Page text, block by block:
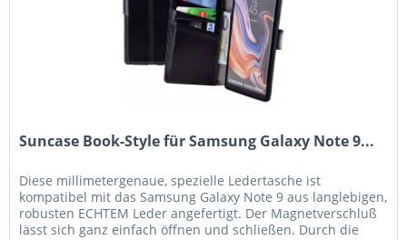
Suncase Book-Style für Samsung Galaxy Note 9...
Diese millimetergenaue, spezielle Ledertasche ist
kompatibel mit das Samsung Galaxy Note 9 aus langlebigen,
robusten ECHTEM Leder angefertigt. Der Magnetverschluß
lässt sich ganz einfach öffnen und schließen. Durch die